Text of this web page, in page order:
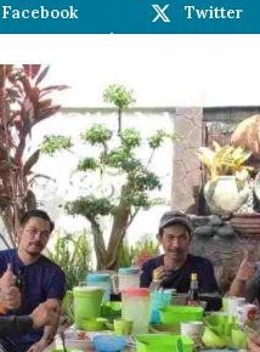
Facebook Twitter